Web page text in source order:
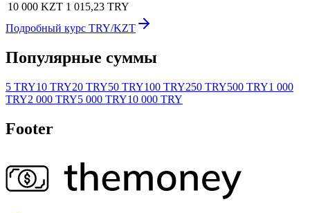
10 000 KZT 1 015,23 TRY
Подробный курс TRY/KZT
Популярные суммы
5 TRY10 TRY20 TRY50 TRY100 TRY250 TRY500 TRY1 000
TRY2 000 TRY5 000 TRY10 000 TRY
Footer